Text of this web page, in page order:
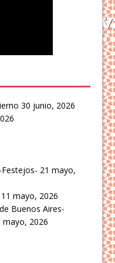
30 junio, 2026
21 mayo,
11 mayo, 2026
Buenos Aires-
mayo, 2026